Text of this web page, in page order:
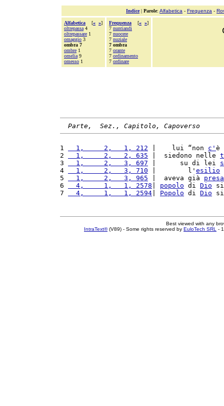
Indice| Parole: Alfabetica - Frequenza -
Alfabetica [« »]
oltrepassa 4
oltrepassare 1
omaggio 3
ombra 7
ombre 1
omelia 9
omesso 1
Frequenza [« »]
7 nuntiandi
7 nuocere
7 nuziale
7 ombra
7 orante
7 ordinamento
7 ordinare
Parte,  Sez., Capitolo, Capoverso
1
  1,     2,   1, 212
|    lui “non c' è
2
  1,     2,   2, 635
|  siedono nelle
3
  1,     2,   3, 697
|      su di lei
4
  1,     2,   3, 710
|        l' esilio
5
  1,     2,   3, 965
|  aveva già presa
6
  4,     1,   1, 2578
popolo di Dio
7
  4,     1,   1, 2594
Popolo di Dio
Best viewed with any
IntraText®(V89) - Some rights reserved by EuloTech SRL -